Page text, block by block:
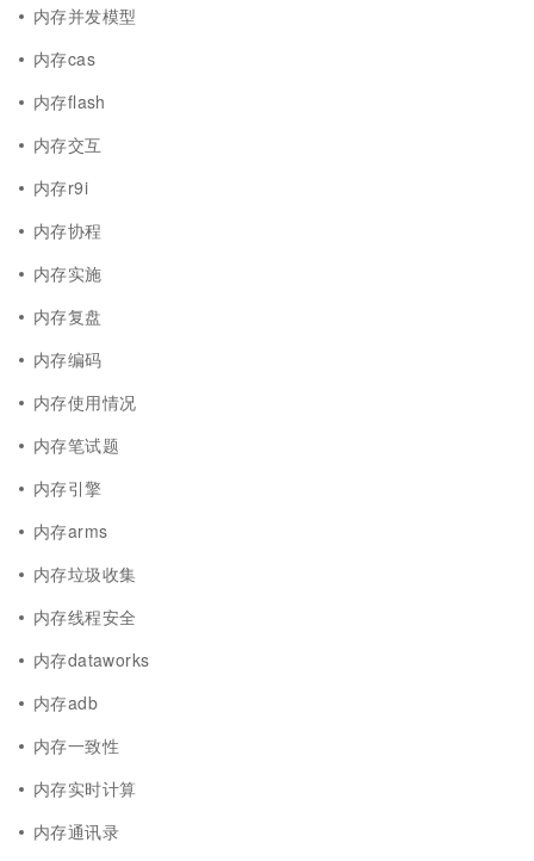
内存并发模型
内存cas
内存flash
内存交互
内存r9i
内存协程
内存实施
内存复盘
内存编码
内存使用情况
内存笔试题
内存引擎
内存arms
内存垃圾收集
内存线程安全
内存dataworks
内存adb
内存一致性
内存实时计算
内存通讯录